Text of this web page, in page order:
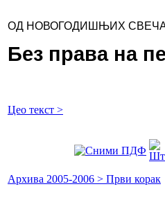
ОД НОВОГОДИШЊИХ
Без права на
Цео текст >
Архива 2005-2006 > Први корак